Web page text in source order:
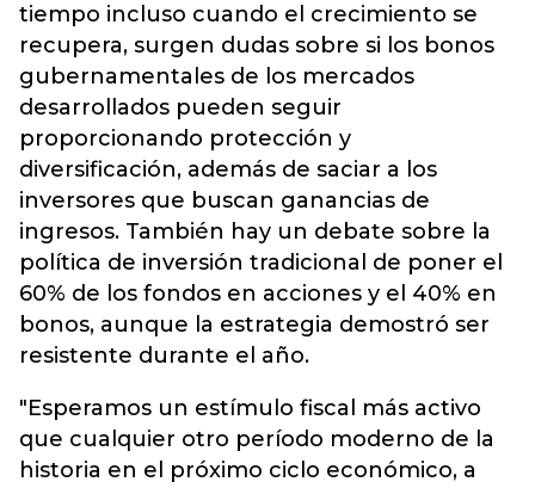
tiempo incluso cuando el crecimiento se
recupera, surgen dudas sobre si los bonos
gubernamentales de los mercados
desarrollados pueden seguir
proporcionando protección y
diversificación, además de saciar a los
inversores que buscan ganancias de
ingresos. También hay un debate sobre la
política de inversión tradicional de poner el
60% de los fondos en acciones y el 40% en
bonos, aunque la estrategia demostró ser
resistente durante el año.
"Esperamos un estímulo fiscal más activo
que cualquier otro período moderno de la
historia en el próximo ciclo económico, a